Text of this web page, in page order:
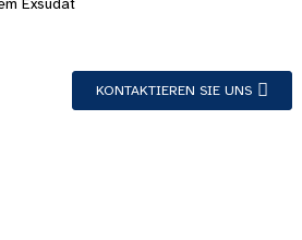
Exsudat
KONTAKTIEREN SIE UNS